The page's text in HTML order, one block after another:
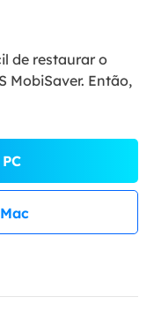
de restaurar o
MobiSaver. Então,